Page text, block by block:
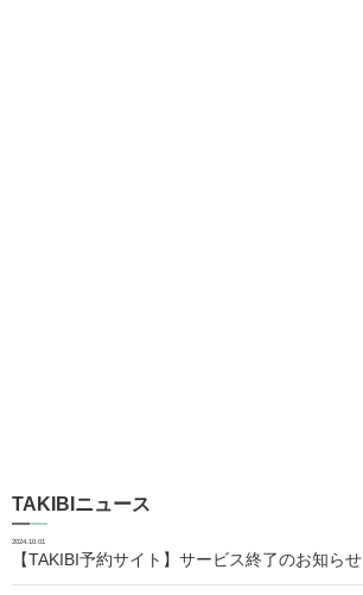
TAKIBIニュース
2024.10.01
【TAKIBI予約サイト】サービス終了のお知らせ